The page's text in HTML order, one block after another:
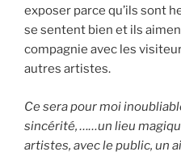
exposer parce qu’ils sont
se sentent bien et ils
compagnie avec les
autres artistes.
Ce sera pour moi
sincérité, ……un lieu
artistes, avec le public, un